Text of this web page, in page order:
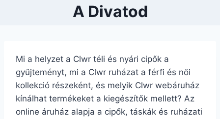
A Divatod
Mi a helyzet a Clwr téli és nyári cipők a
gyűjteményt, mi a Clwr ruházat a férfi és női
kollekció részeként, és melyik Clwr webáruház
kínálhat termékeket a kiegészítők mellett? Az
online áruház alapja a cipők, táskák és ruházati